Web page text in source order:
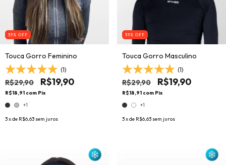
33 % OFF
Touca Gorro Feminino
(1)
R$29,90 R$19,90
R$18,91 com Pix
+1
3x de R$6,63 sem juros
33 % OFF
Touca Gorro Masculino
(1)
R$29,90 R$19,90
R$18,91 com Pix
+1
3x de R$6,63 sem juros